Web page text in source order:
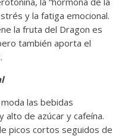
y la fatiga emocional.
la fruta del Dragon es
también aporta el
las bebidas
alto de azúcar y cafeína.
picos cortos seguidos de